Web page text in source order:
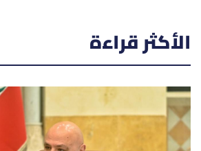
الأكثر قراءة